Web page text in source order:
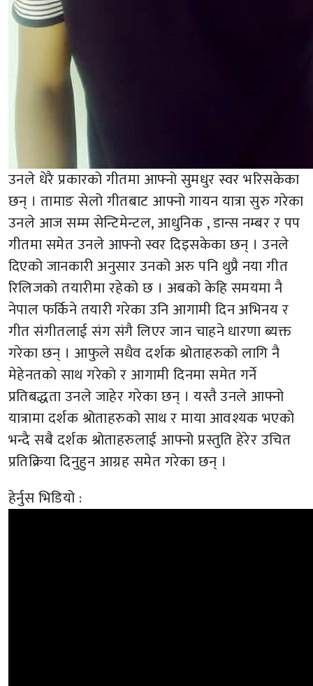
उनले धेरै प्रकारको गीतमा आफ्नो सुमधुर स्वर भरिसकेका
छन् । तामाङ सेलो गीतबाट आफ्नो गायन यात्रा सुरु गरेका
उनले आज सम्म सेन्टिमेन्टल, आधुनिक , डान्स नम्बर र पप
गीतमा समेत उनले आफ्नो स्वर दिइसकेका छन् । उनले
दिएको जानकारी अनुसार उनको अरु पनि थुप्रै नया गीत
रिलिजको तयारीमा रहेको छ । अबको केहि समयमा नै
नेपाल फर्किने तयारी गरेका उनि आगामी दिन अभिनय र
गीत संगीतलाई संग संगै लिएर जान चाहने धारणा ब्यक्त
गरेका छन् । आफुले सधैव दर्शक श्रोताहरुको लागि नै
मेहेनतको साथ गरेको र आगामी दिनमा समेत गर्ने
प्रतिबद्धता उनले जाहेर गरेका छन् । यस्तै उनले आफ्नो
यात्रामा दर्शक श्रोताहरुको साथ र माया आवश्यक भएको
भन्दै सबै दर्शक श्रोताहरुलाई आफ्नो प्रस्तुति हेरेर उचित
प्रतिक्रिया दिनुहुन आग्रह समेत गरेका छन् ।
हेर्नुस भिडियो :